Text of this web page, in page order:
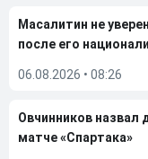
Масалитин не
после его
06.08.2026 • 08:26
Овчинников назвал
матче «Спартака»